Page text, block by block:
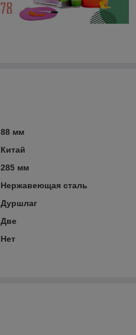
88 мм
Китай
285 мм
Нержавеющая сталь
Дуршлаг
Две
Нет